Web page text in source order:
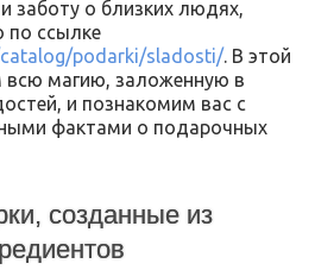
заботу о близких людях,
по ссылке
podarki/sladosti/. В этой
всю магию, заложенную в
и познакомим вас с
фактами о подарочных
созданные из